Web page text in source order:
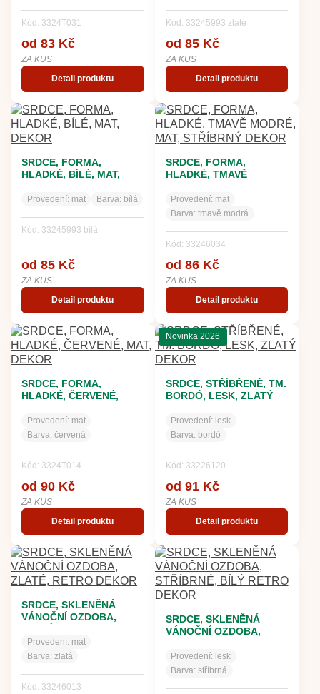
Kód: 3324T031
od 83 Kč
ZA KUS
Detail produktu
Kód: 33245993 zlaté
od 85 Kč
ZA KUS
Detail produktu
SRDCE, FORMA,
HLADKÉ, BÍLÉ, MAT,
Provedení: mat Barva: bílá
Kód: 33245993 bílá
od 85 Kč
ZA KUS
Detail produktu
SRDCE, FORMA,
HLADKÉ, TMAVĚ
DEKOR
Provedení: mat
Barva: tmavě modrá
Kód: 33246034
od 86 Kč
ZA KUS
Detail produktu
SRDCE, FORMA,
HLADKÉ, ČERVENÉ,
Provedení: mat
Barva: červená
Kód: 3324T014
od 90 Kč
ZA KUS
Detail produktu
Novinka 2026
SRDCE, STŘÍBŘENÉ, TM.
BORDÓ, LESK, ZLATÝ
Provedení: lesk
Barva: bordó
Kód: 33226120
od 91 Kč
ZA KUS
Detail produktu
SRDCE, SKLENĚNÁ
VÁNOČNÍ OZDOBA,
Provedení: mat
Barva: zlatá
Kód: 33246013
SRDCE, SKLENĚNÁ
VÁNOČNÍ OZDOBA,
DEKOR
Provedení: lesk
Barva: stříbrná